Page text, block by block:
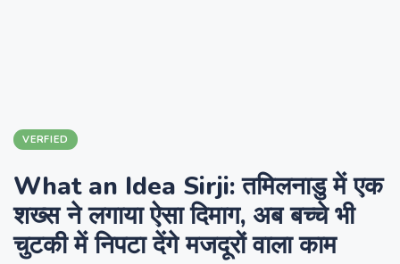
VERFIED
What an Idea Sirji: तमिलनाडु में एक
शख्स ने लगाया ऐसा दिमाग, अब बच्चे भी
चुटकी में निपटा देंगे मजदूरों वाला काम